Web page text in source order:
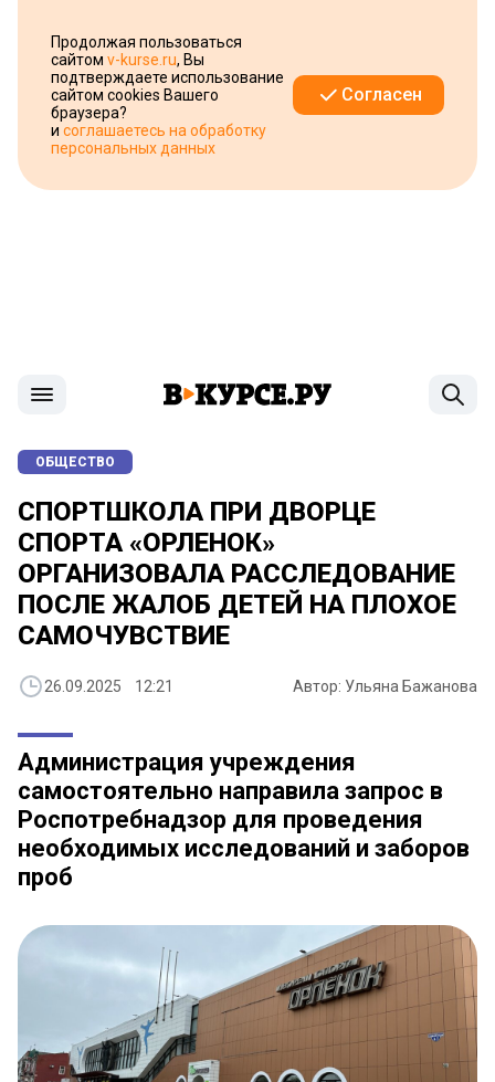
Продолжая пользоваться
сайтом v-kurse.ru, Вы
подтверждаете использование
сайтом cookies Вашего
браузера?
и соглашаетесь на обработку
персональных данных
Согласен
ОБЩЕСТВО
СПОРТШКОЛА ПРИ ДВОРЦЕ
СПОРТА «ОРЛЕНОК»
ОРГАНИЗОВАЛА РАССЛЕДОВАНИЕ
ПОСЛЕ ЖАЛОБ ДЕТЕЙ НА ПЛОХОЕ
САМОЧУВСТВИЕ
26.09.2025 12:21 Автор: Ульяна Бажанова
Администрация учреждения
самостоятельно направила запрос в
Роспотребнадзор для проведения
необходимых исследований и заборов
проб